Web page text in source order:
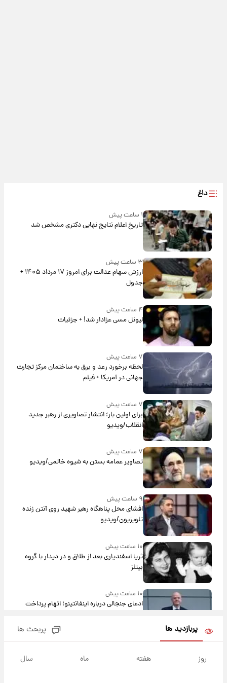
داغ
۱ ساعت پیش
تاریخ اعلام نتایج نهایی دکتری مشخص شد
۳ ساعت پیش
ارزش سهام عدالت برای امروز ۱۷ مرداد ۱۴۰۵ +
جدول
۴ ساعت پیش
لیونل مسی عزادار شد! + جزئیات
۷ ساعت پیش
لحظه برخورد رعد و برق به ساختمان مرکز تجارت
جهانی در آمریکا + فیلم
۷ ساعت پیش
برای اولین بار؛ انتشار تصاویری از رهبر جدید
انقلاب/ویدیو
۷ ساعت پیش
تصاویر عمامه بستن به شیوه خاتمی/ویدیو
۹ ساعت پیش
افشای محل پناهگاه‌ رهبر شهید روی آنتن زنده
تلویزیون/ویدیو
۱۰ ساعت پیش
ثریا اسفندیاری بعد از طلاق و در دیدار با گروه
بیتلز
۱۰ ساعت پیش
ادعای جنجالی درباره اینفانتینو؛ اتهام پرداخت
آلزایمر و زوال عقل افزایش می‌یابد؟
پربازدید ها پربحث ها
روز هفته ماه سال